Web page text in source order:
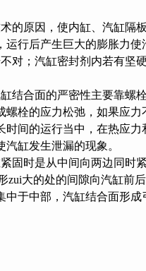
因，使内缸、汽缸隔板
运行后产生巨大的膨胀力使汽缸
对；汽缸密封剂内若有
结合面的严密性主要靠螺栓
的应力松弛，如果应力
时间的运行当中，在热应
汽缸发生泄漏的现象。
固时是从中间向两边同时紧
大的处的间隙向汽缸前后
于中部，汽缸结合面形成